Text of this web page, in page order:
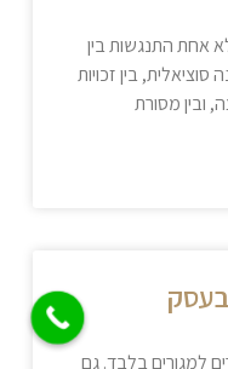
אחת התנגשות בין
סוציאלית, בין זכויות
ובין מסורת
בעסק
למגורים בלבד. גם